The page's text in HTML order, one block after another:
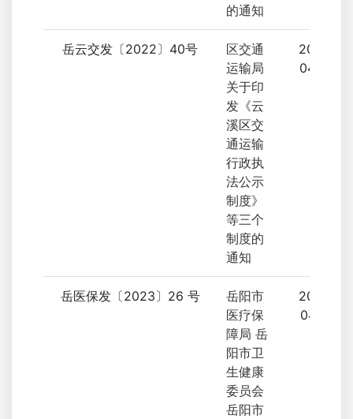
的通知
岳云交发〔2022〕40号
区交通
运输局
关于印
发《云
溪区交
通运输
行政执
法公示
制度》
等三个
制度的
通知
2023-
04-20
岳医保发〔2023〕26 号
岳阳市
医疗保
障局 岳
阳市卫
生健康
委员会
岳阳市
2023-
04-14